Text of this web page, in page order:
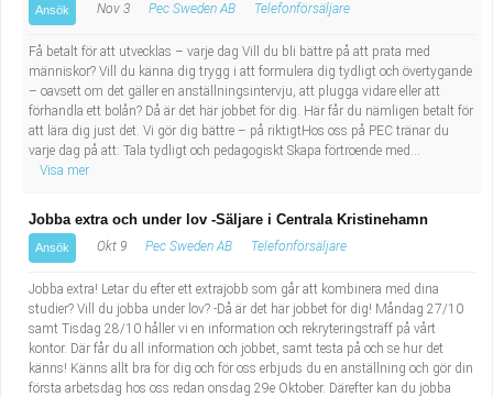
Ansök Nov 3 Pec Sweden AB Telefonförsäljare
Få betalt för att utvecklas – varje dag Vill du bli bättre på att prata med
människor? Vill du känna dig trygg i att formulera dig tydligt och övertygande
– oavsett om det gäller en anställningsintervju, att plugga vidare eller att
förhandla ett bolån? Då är det här jobbet för dig. Här får du nämligen betalt för
att lära dig just det. Vi gör dig bättre – på riktigtHos oss på PEC tränar du
varje dag på att: Tala tydligt och pedagogiskt Skapa förtroende med...
Visa mer
Jobba extra och under lov -Säljare i Centrala Kristinehamn
Ansök Okt 9 Pec Sweden AB Telefonförsäljare
Jobba extra! Letar du efter ett extrajobb som går att kombinera med dina
studier? Vill du jobba under lov? -Då är det här jobbet för dig! Måndag 27/10
samt Tisdag 28/10 håller vi en information och rekryteringsträff på vårt
kontor. Där får du all information och jobbet, samt testa på och se hur det
känns! Känns allt bra för dig och för oss erbjuds du en anställning och gör din
första arbetsdag hos oss redan onsdag 29e Oktober. Därefter kan du jobba